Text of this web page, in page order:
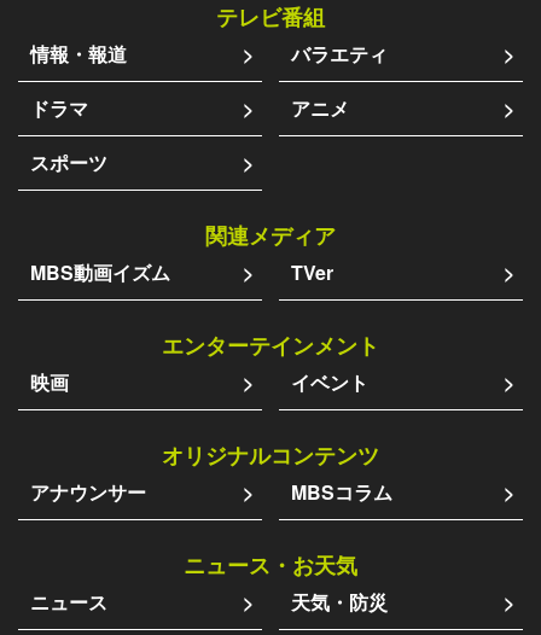
テレビ番組
情報・報道
バラエティ
ドラマ
アニメ
スポーツ
関連メディア
MBS動画イズム TVer
エンターテインメント
映画 イベント
オリジナルコンテンツ
アナウンサー MBSコラム
ニュース・お天気
ニュース 天気・防災